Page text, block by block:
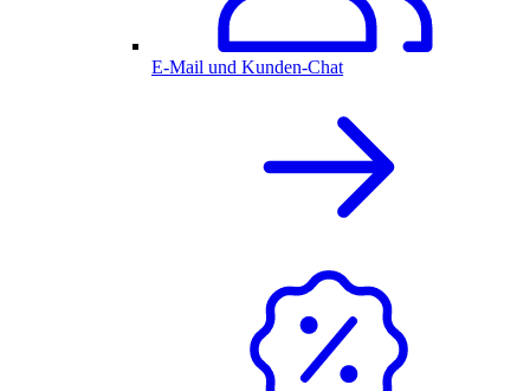
E-Mail und Kunden-Chat